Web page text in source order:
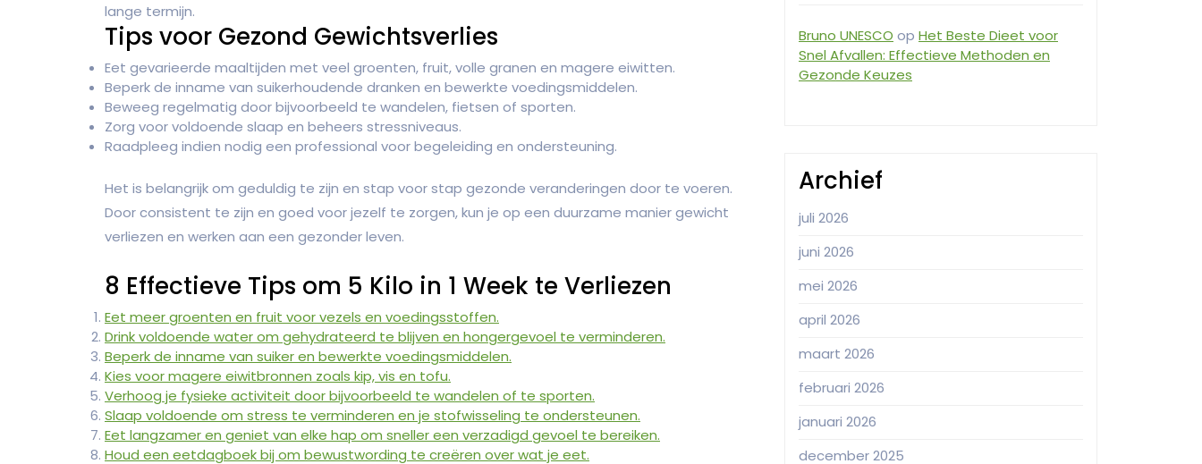
lange termijn.
Tips voor Gezond Gewichtsverlies
Eet gevarieerde maaltijden met veel groenten, fruit, volle granen en magere eiwitten.
Beperk de inname van suikerhoudende dranken en bewerkte voedingsmiddelen.
Beweeg regelmatig door bijvoorbeeld te wandelen, fietsen of sporten.
Zorg voor voldoende slaap en beheers stressniveaus.
Raadpleeg indien nodig een professional voor begeleiding en ondersteuning.
Het is belangrijk om geduldig te zijn en stap voor stap gezonde veranderingen door te voeren.
Door consistent te zijn en goed voor jezelf te zorgen, kun je op een duurzame manier gewicht
verliezen en werken aan een gezonder leven.
8 Effectieve Tips om 5 Kilo in 1 Week te Verliezen
Eet meer groenten en fruit voor vezels en voedingsstoffen.
Drink voldoende water om gehydrateerd te blijven en hongergevoel te verminderen.
Beperk de inname van suiker en bewerkte voedingsmiddelen.
Kies voor magere eiwitbronnen zoals kip, vis en tofu.
Verhoog je fysieke activiteit door bijvoorbeeld te wandelen of te sporten.
Slaap voldoende om stress te verminderen en je stofwisseling te ondersteunen.
Eet langzamer en geniet van elke hap om sneller een verzadigd gevoel te bereiken.
Houd een eetdagboek bij om bewustwording te creëren over wat je eet.
Bruno UNESCO op Het Beste Dieet voor
Snel Afvallen: Effectieve Methoden en
Gezonde Keuzes
Archief
juli 2026
juni 2026
mei 2026
april 2026
maart 2026
februari 2026
januari 2026
december 2025